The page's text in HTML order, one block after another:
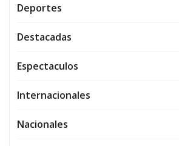
Deportes
Destacadas
Espectaculos
Internacionales
Nacionales